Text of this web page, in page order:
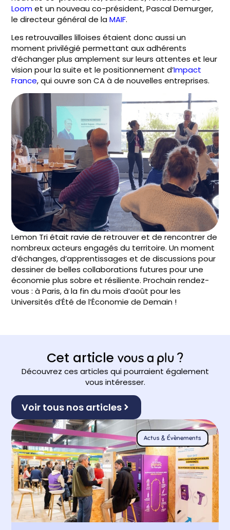
Loomet un nouveau co-président, Pascal Demurger,
le directeur général de laMAIF.
Les retrouvailles lilloises étaient donc aussi un
moment privilégié permettant aux adhérents
d’échanger plus amplement sur leurs attentes et leur
vision pour la suite et le positionnement d’Impact
France, qui ouvre son CA à de nouvelles entreprises.
Lemon Tri était ravie de retrouver et de rencontrer de
nombreux acteurs engagés du territoire. Un moment
d’échanges, d’apprentissages et de discussions pour
dessiner de belles collaborations futures pour une
économie plus sobre et résiliente. Prochain rendez-
vous : à Paris, à la fin du mois d’août pour les
Universités d’Été de l’Économie de Demain !
Cet article vous a plu ?
Découvrez ces articles qui pourraient également
vous intéresser.
Voir tous nos articles
Actus & Évènements